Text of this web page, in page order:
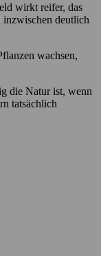
wirkt reifer, das
inzwischen deutlich
wachsen,
die Natur ist, wenn
tatsächlich